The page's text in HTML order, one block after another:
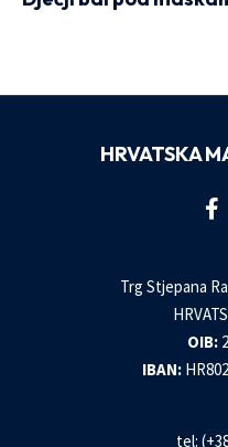
HRVATSKA
Trg Stjepana
OIB:
IBAN:
tel: